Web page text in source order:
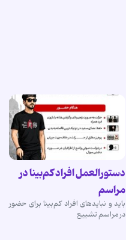
دستورالعمل افراد کم‌بینا در
مراسم
باید و نبایدهای افراد کم‌بینا برای حضور
در مراسم تشییع